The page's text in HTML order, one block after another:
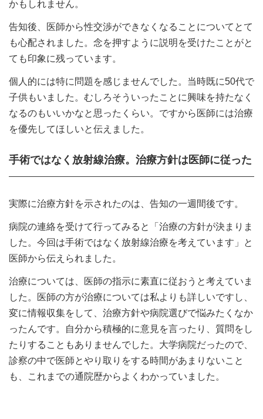
かもしれません。
告知後、医師から性交渉ができなくなることについてとて
も心配されました。念を押すように説明を受けたことがと
ても印象に残っています。
個人的には特に問題を感じませんでした。当時既に50代で
子供もいました。むしろそういったことに興味を持たなく
なるのもいいかなと思ったくらい。ですから医師には治療
を優先してほしいと伝えました。
手術ではなく放射線治療。治療方針は医師に従った
実際に治療方針を示されたのは、告知の一週間後です。
病院の連絡を受けて行ってみると「治療の方針が決まりま
した。今回は手術ではなく放射線治療を考えています」と
医師から伝えられました。
治療については、医師の指示に素直に従おうと考えていま
した。医師の方が治療については私よりも詳しいですし、
変に情報収集をして、治療方針や病院選びで悩みたくなか
ったんです。自分から積極的に意見を言ったり、質問をし
たりすることもありませんでした。大学病院だったので、
診察の中で医師とやり取りをする時間があまりないこと
も、これまでの通院歴からよくわかっていました。